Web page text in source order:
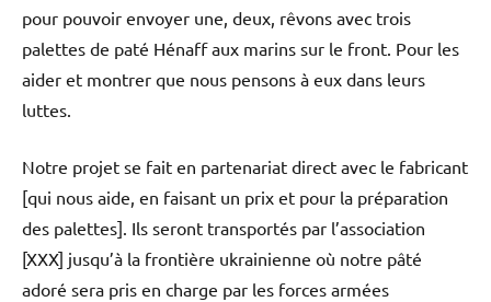
pour pouvoir envoyer une, deux, rêvons avec trois
palettes de paté Hénaff aux marins sur le front. Pour les
aider et montrer que nous pensons à eux dans leurs
luttes.
Notre projet se fait en partenariat direct avec le fabricant
[qui nous aide, en faisant un prix et pour la préparation
des palettes]. Ils seront transportés par l’association
[XXX] jusqu’à la frontière ukrainienne où notre pâté
adoré sera pris en charge par les forces armées